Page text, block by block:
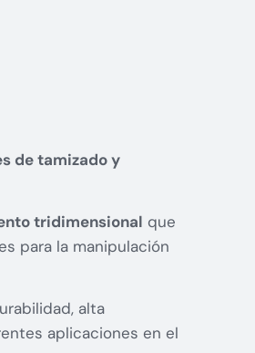
de tamizado y
tridimensional que
para la manipulación
alta
aplicaciones en el